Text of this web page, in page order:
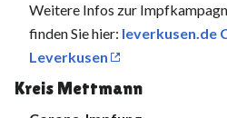
Weitere Infos zur
finden Sie hier: leverkusen.de
Leverkusen
Kreis Mettmann